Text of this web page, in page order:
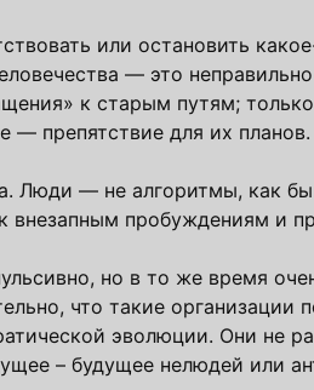
или остановить
— это
к старым путям;
— препятствие для их планов.
Люди — не алгоритмы, как
пробуждениям и
но в то же время
что такие организации
эволюции. Они не
– будущее нелюдей или